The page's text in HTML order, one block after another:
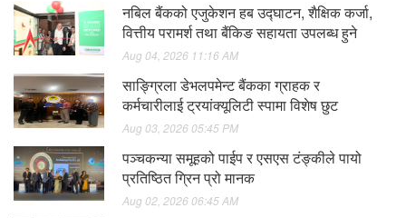
नबिल बैंकको एजुकेशन हब उद्घाटन, शैक्षिक कर्जा,
वित्तीय परामर्श तथा बैंकिङ सहायता उपलब्ध हुने
Aug 04, 2026 11:16 AM
साङ्ग्रिला डेभलपमेन्ट बैंकका ग्राहक र
कर्मचारीलाई ट्रयांक्यूलिटी स्पामा विशेष छुट
Aug 03, 2026 05:45 PM
पञ्चकन्या समूहको पाईप र एसएस टंङ्कीले पायो
प्रतिष्ठित ग्रिन प्रो मानक
Aug 02, 2026 06:45 AM